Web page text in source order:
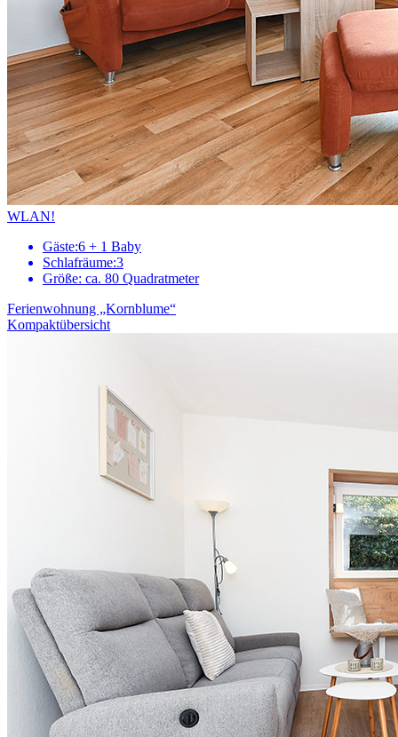
WLAN!
Gäste:6 + 1 Baby
Schlafräume:3
Größe: ca. 80 Quadratmeter
Ferienwohnung „Kornblume“
Kompaktübersicht